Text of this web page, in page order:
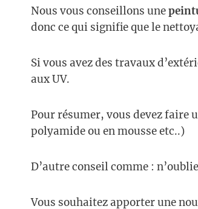
Nous vous conseillons une
donc ce qui signifie que le
Si vous avez des travaux
aux UV.
Pour résumer, vous devez faire
polyamide ou en mousse etc..)
D’autre conseil comme :
Vous souhaitez apporter une